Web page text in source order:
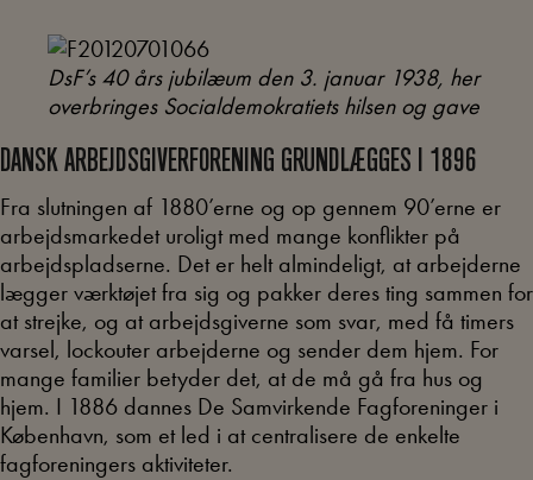
DsF’s 40 års jubilæum den 3. januar 1938, her
overbringes Socialdemokratiets hilsen og gave
DANSK ARBEJDSGIVERFORENING GRUNDLÆGGES I 1896
Fra slutningen af 1880’erne og op gennem 90’erne er
arbejdsmarkedet uroligt med mange konflikter på
arbejdspladserne. Det er helt almindeligt, at arbejderne
lægger værktøjet fra sig og pakker deres ting sammen for
at strejke, og at arbejdsgiverne som svar, med få timers
varsel, lockouter arbejderne og sender dem hjem. For
mange familier betyder det, at de må gå fra hus og
hjem. I 1886 dannes De Samvirkende Fagforeninger i
København, som et led i at centralisere de enkelte
fagforeningers aktiviteter.